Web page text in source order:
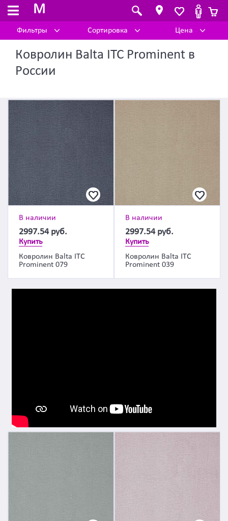
M
Фильтры Сортировка Цена
Ковролин Balta ITC Prominent в
России
В наличии
2997.54 руб.
Купить
Ковролин Balta ITC
Prominent 079
В наличии
2997.54 руб.
Купить
Ковролин Balta ITC
Prominent 039